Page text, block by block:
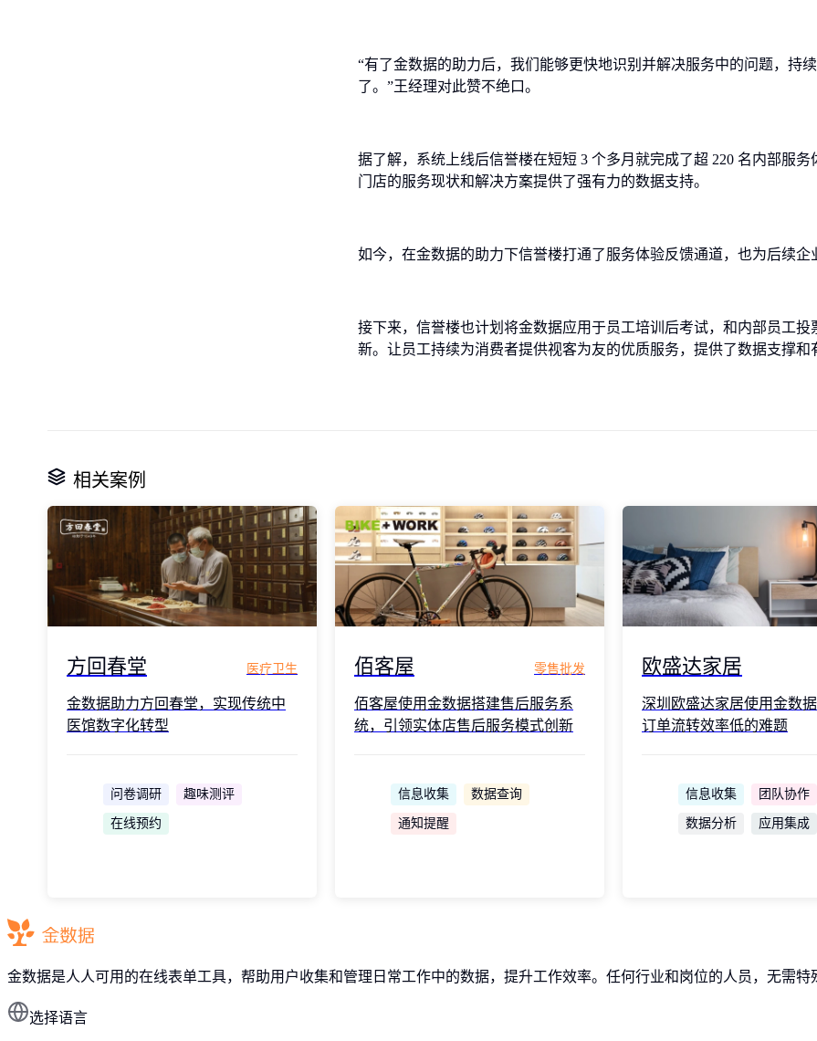
“有了金数据的助力后，我们能够更快地识别并解决服务中的问题，持
了。”王经理对此赞不绝口。
据了解，系统上线后信誉楼在短短 3 个多月就完成了超 220 名内部服
门店的服务现状和解决方案提供了强有力的数据支持。
如今，在金数据的助力下信誉楼打通了服务体验反馈通道，也为后续
接下来，信誉楼也计划将金数据应用于员工培训后考试，和内部员工
新。让员工持续为消费者提供视客为友的优质服务，提供了数据支撑和
相关案例
方回春堂 医疗卫生
金数据助力方回春堂，实现传统中
医馆数字化转型
问卷调研 趣味测评
在线预约
佰客屋 零售批发
佰客屋使用金数据搭建售后服务系
统，引领实体店售后服务模式创新
信息收集 数据查询
通知提醒
欧盛达家居
深圳欧盛达家居使用金数
订单流转效率低的难题
信息收集 团队协作
数据分析 应用集成
金数据是人人可用的在线表单工具，帮助用户收集和管理日常工作中的数据，提升工作效率。任何行业和岗位的人员，无需特
选择语言